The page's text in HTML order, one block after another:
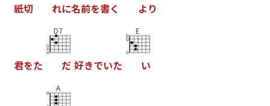
紙切 れに名前を書く よ り
君をた
D7
だ 好きでいた
E
い
A